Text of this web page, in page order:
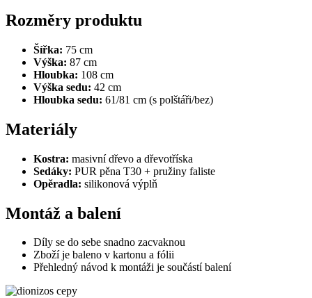
Rozměry produktu
Šířka: 75 cm
Výška: 87 cm
Hloubka: 108 cm
Výška sedu: 42 cm
Hloubka sedu: 61/81 cm (s polštáři/bez)
Materiály
Kostra: masivní dřevo a dřevotříska
Sedáky: PUR pěna T30 + pružiny faliste
Opěradla: silikonová výplň
Montáž a balení
Díly se do sebe snadno zacvaknou
Zboží je baleno v kartonu a fólii
Přehledný návod k montáži je součástí balení